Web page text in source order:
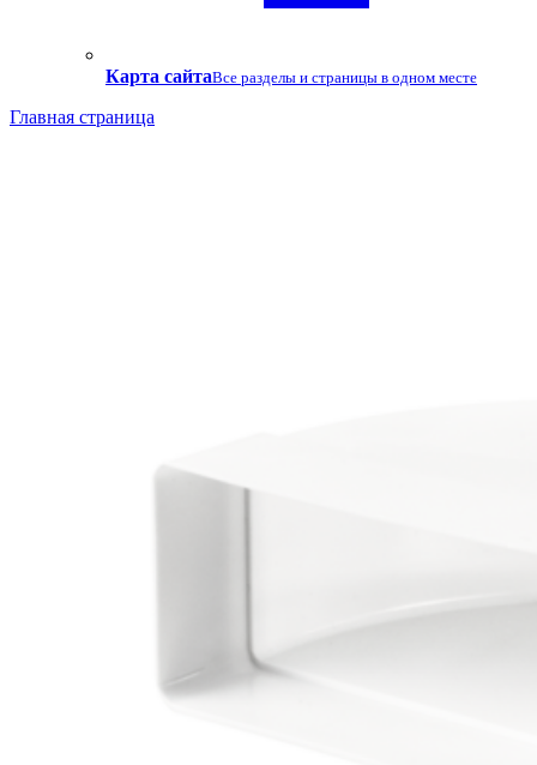
Карта сайтаВсе разделы и страницы в одном месте
Главная страница